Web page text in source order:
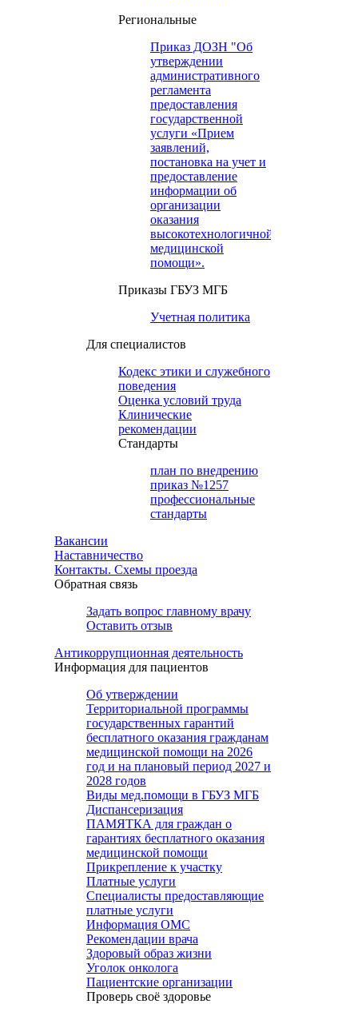
Региональные
Приказ ДОЗН "Об
утверждении
административного
регламента
предоставления
государственной
услуги «Прием
заявлений,
постановка на учет и
предоставление
информации об
организации
оказания
высокотехнологичной
медицинской
помощи».
Приказы ГБУЗ МГБ
Учетная политика
Для специалистов
Кодекс этики и служебного
поведения
Оценка условий труда
Клинические
рекомендации
Cтандарты
план по внедрению
приказ №1257
профессиональные
стандарты
Вакансии
Наставничество
Контакты. Схемы проезда
Обратная связь
Задать вопрос главному врачу
Оставить отзыв
Антикоррупционная деятельность
Информация для пациентов
Об утверждении
Территориальной программы
государственных гарантий
бесплатного оказания гражданам
медицинской помощи на 2026
год и на плановый период 2027 и
2028 годов
Виды мед.помощи в ГБУЗ МГБ
Диспансеризация
ПАМЯТКА для граждан о
гарантиях бесплатного оказания
медицинской помощи
Прикрепление к участку
Платные услуги
Специалисты предоставляющие
платные услуги
Информация ОМС
Рекомендации врача
Здоровый образ жизни
Уголок онколога
Пациентские организации
Проверь своё здоровье